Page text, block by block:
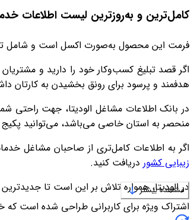
کامل‌ترین و به‌روزترین لیست اطلاعات
فرمت این محصول به‌صورت اکسل است و شامل
اگر قصد تبلیغ کسب‌وکار خود را دارید و
هدفمند و پرسود برای رونق بخشیدن به کارتان
در بانک اطلاعات مشاغل الودیتا، جهت راحتی
منحصر به استان خاصی می‌باشد، می‌توانید پکیج
اگر به اطلاعات کامل‌تری از صاحبان مشاغل
زیبایی کشور دریافت کنید.
در الودیتا، همواره تلاش بر این است تا جدیدترین
مشاهده بیشتر
اشتراک ویژه برای کاربرانی طراحی شده است که